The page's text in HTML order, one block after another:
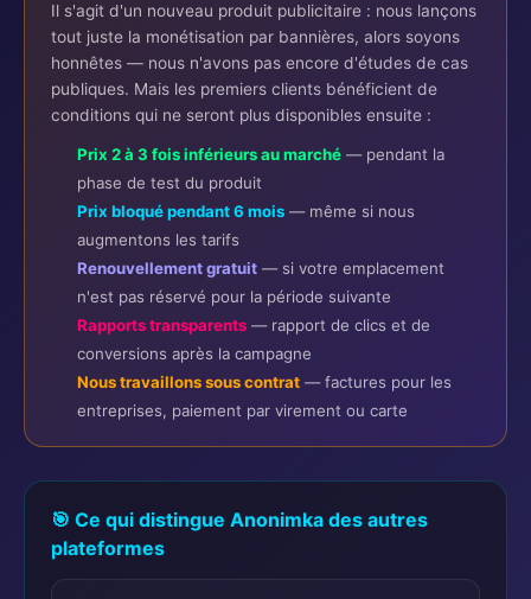
Il s'agit d'un nouveau produit publicitaire : nous lançons
tout juste la monétisation par bannières, alors soyons
honnêtes — nous n'avons pas encore d'études de cas
publiques. Mais les premiers clients bénéficient de
conditions qui ne seront plus disponibles ensuite :
Prix 2 à 3 fois inférieurs au marché — pendant la
phase de test du produit
Prix bloqué pendant 6 mois — même si nous
augmentons les tarifs
Renouvellement gratuit — si votre emplacement
n'est pas réservé pour la période suivante
Rapports transparents — rapport de clics et de
conversions après la campagne
Nous travaillons sous contrat —factures pour les
entreprises, paiement par virement ou carte
🎯 Ce qui distingue Anonimka des autres
plateformes